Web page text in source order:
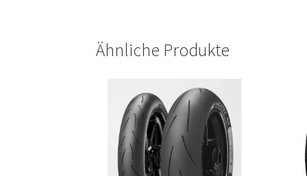
Ähnliche Produkte